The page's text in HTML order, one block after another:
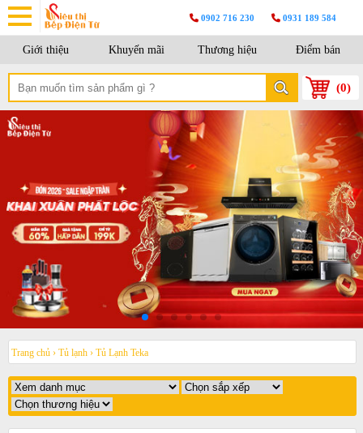
0902 716 230 0931 189 584
Giới thiệu Khuyến mãi Thương hiệu Điểm bán
(0)
Trang chủ › Tủ lạnh › Tủ Lạnh Teka